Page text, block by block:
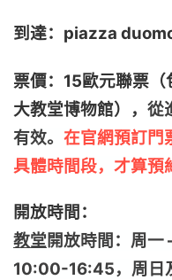
到達：piazza
票價：15歐元聯票
大教堂博物館）， 從
有效。 在官網預訂門
具體時間段，才算預
開放時間：
教堂開放時間：周
10:00-16:45，周日